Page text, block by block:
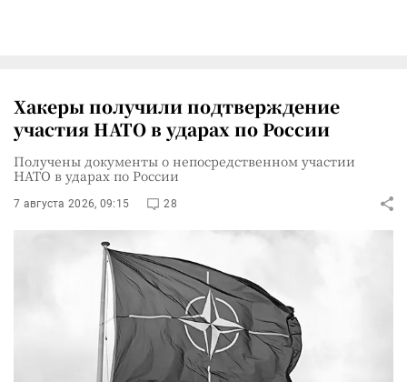
Хакеры получили подтверждение
участия НАТО в ударах по России
Получены документы о непосредственном участии
НАТО в ударах по России
7 августа 2026, 09:15 28